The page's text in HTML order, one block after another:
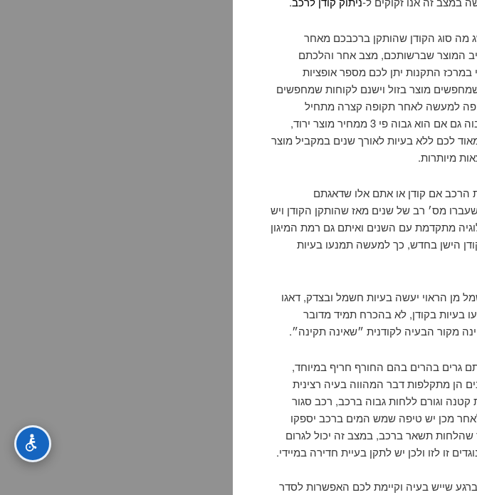
מה סוג הקודן שהותקן ברכבכם מאחר
תדעו את טיב המוצר שברשותכם, מצב אחר והלכתם
התקנות יתן לכם מספר אופציות
מוצר בזול וישנם לקוחות שמחפשים
פה למעשה לאחר תקופה קצרה מתחיל
הבעיות ברכב, דאגו לרכוש מוצר איכותי ברמה גבוה גם אם הוא גבוה פי 3 ממחיר מוצר ירוד,
מאוד לכם ללא בעיות לאורך שנים במקביל מוצר
מיותרות.
הרכב אם קודן או אתם אלו שדאגתם
מס׳ רב של שנים מאז שהותקן הקודן ויש
מתקדמת עם השנים ואיתם גם רמת המיגון
להחליף את הקודן הישן בחדש, כך למעשה תמנעו בעיות
מן הראוי יעשה בעיות חשמל ובצדק, דאגו
בקודן, לא בהכרח תמיד מדובר
מקור הבעיה לקודנית ״שאינה תקינה״.
גרים בהרים בהם החורף חריף במיוחד,
הן מתקלפות דבר המהווה בעיה רצינית
וגורם ללחות גבוה ברכב, רכב סגור
מכן יש טיפה שמש המים ברכב יספקו
שהלחות תשאר ברכב, במצב זה יכול לגרום
זו לזו ולכן יש לתקן בעיית חדירה במיידי.
שייש בעיה וקיימת לכם האפשרות לסדר